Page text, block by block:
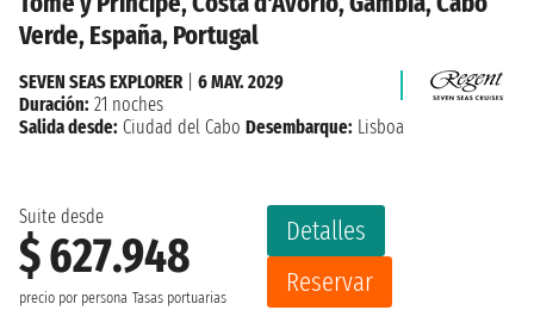
Verde, España, Portugal
Suite desde
$ 627.948
precio por persona Tasas portuarias
Detalles
Reservar
SEVEN SEAS EXPLORER| 6 MAY. 2029
Duración: 21 noches
Salida desde: Ciudad del Cabo Desembarque: Lisboa